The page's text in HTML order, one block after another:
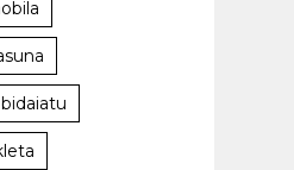
bidaiatu